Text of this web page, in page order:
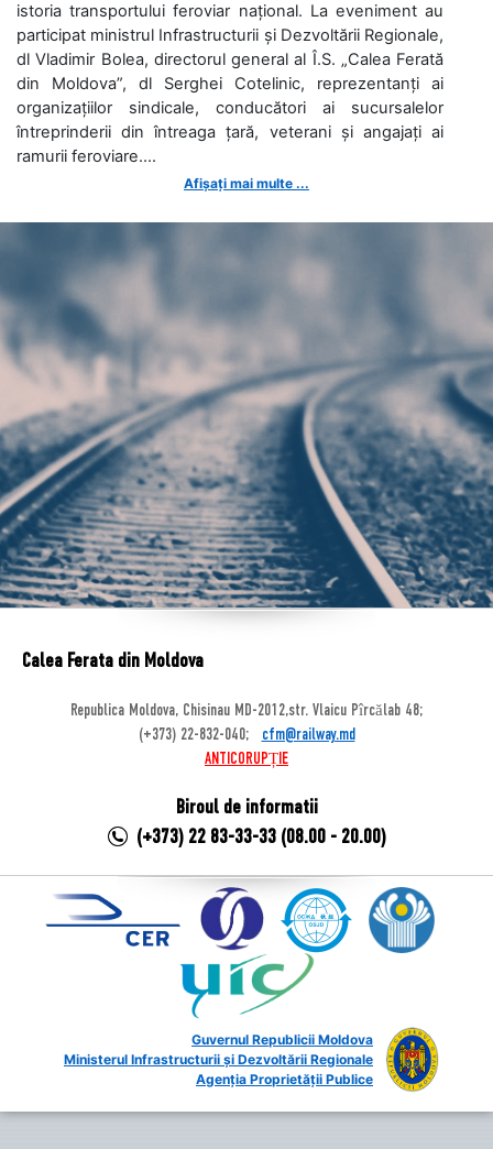
istoria transportului feroviar național. La eveniment au
participat ministrul Infrastructurii și Dezvoltării Regionale,
dl Vladimir Bolea, directorul general al Î.S. „Calea Ferată
din Moldova”, dl Serghei Cotelinic, reprezentanți ai
organizațiilor sindicale, conducători ai sucursalelor
întreprinderii din întreaga țară, veterani și angajați ai
ramurii feroviare....
Afișați mai multe ...
Calea Ferata din Moldova
Republica Moldova, Chisinau MD-2012,str. Vlaicu Pîrcălab 48;
(+373) 22-832-040;
cfm@railway.md
ANTICORUPȚIE
Biroul de informatii
(+373) 22 83-33-33 (08.00 - 20.00)
Guvernul Republicii Moldova
Ministerul Infrastructurii și Dezvoltării Regionale
Agenția Proprietății Publice